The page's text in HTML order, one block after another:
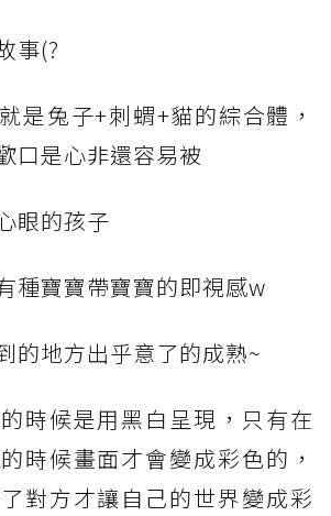
事(?
是兔子+刺蝟+貓的綜合體，
口是心非還容易被
眼的孩子
種寶寶帶寶寶的即視感w
的地方出乎意了的成熟~
時候是用黑白呈現，只有在
時候畫面才會變成彩色的，
對方才讓自己的世界變成彩